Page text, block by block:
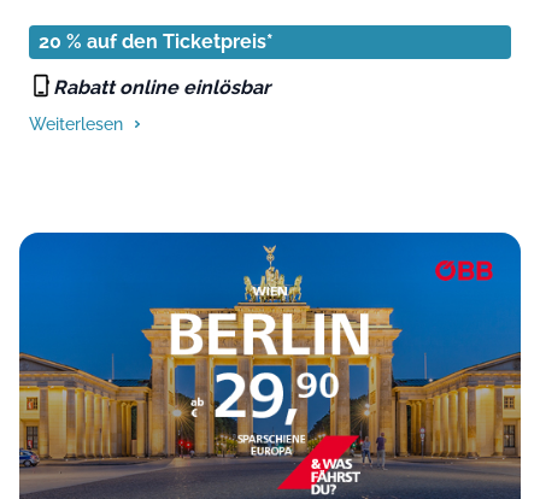
20 % auf den Ticketpreis*
Rabatt online einlösbar
Weiterlesen